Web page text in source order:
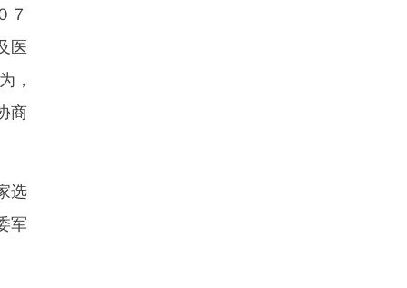
７
医
，
商
选
军